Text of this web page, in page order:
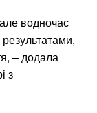
водночас
– додала
з